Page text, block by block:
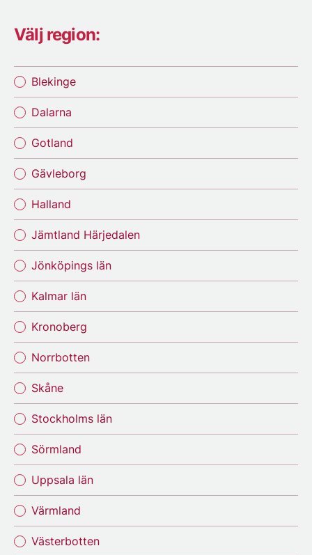
Välj region:
Blekinge
Dalarna
Gotland
Gävleborg
Halland
Jämtland Härjedalen
Jönköpings län
Kalmar län
Kronoberg
Norrbotten
Skåne
Stockholms län
Sörmland
Uppsala län
Värmland
Västerbotten